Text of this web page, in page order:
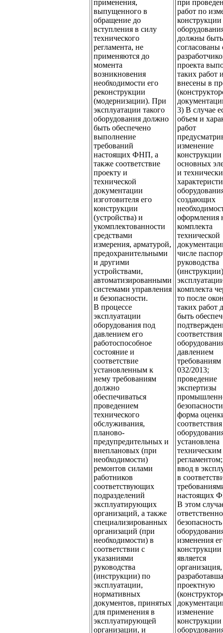
применения,
выпущенного в
обращение до
вступления в силу
технического
регламента, не
применяются до
момента
возникновения
необходимости его
реконструкции
(модернизации). При
эксплуатации такого
оборудования должно
быть обеспечено
выполнение
требований
настоящих ФНП, а
также соответствие
проекту и
технической
документации
изготовителя его
конструкции
(устройства) и
укомплектованности
средствами
измерения, арматурой,
предохранительными
и другими
устройствами,
автоматизированными
системами управления
и безопасности.
В процессе
эксплуатации
оборудования под
давлением его
работоспособное
состояние и
соответствие
установленным к
нему требованиям
должно
обеспечиваться
проведением
технического
обслуживания,
планово-
предупредительных и
внеплановых (при
необходимости)
ремонтов силами
работников
соответствующих
подразделений
эксплуатирующих
организаций, а также
специализированных
организаций (при
необходимости) в
соответствии с
указаниями
руководства
(инструкции) по
эксплуатации,
нормативных
документов, принятых
для применения в
эксплуатирующей
организации, и
при
работ по
конструкции
должны быть
согласованы
проекта
таких работ
внесены в
3) В случае
объем и
работ
изменение
конструкции
основных
и
создающих
оформления
комплекта
технической
числе
руководства
комплекта
то после
таких работ
быть
соответствия
давлением
032/2013;
проведение
экспертизы
форма
соответствия
установлена
техническим
регламентом;
ввод в
в
настоящих
В этом
безопасность
изменения
конструкции
является
организация,
проектную
изменение
конструкции